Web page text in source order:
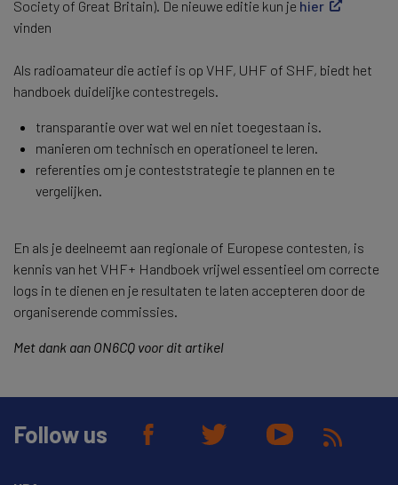
Society of Great Britain). De nieuwe editie kun je hier
vinden
Als radioamateur die actief is op VHF, UHF of SHF, biedt het
handboek duidelijke contestregels.
transparantie over wat wel en niet toegestaan is.
manieren om technisch en operationeel te leren.
referenties om je conteststrategie te plannen en te
vergelijken.
En als je deelneemt aan regionale of Europese contesten, is
kennis van het VHF+ Handboek vrijwel essentieel om correcte
logs in te dienen en je resultaten te laten accepteren door de
organiserende commissies.
Met dank aan ON6CQ voor dit artikel
Follow us